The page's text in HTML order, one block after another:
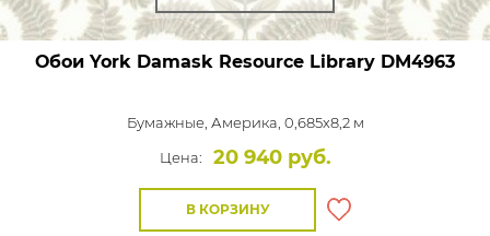
Обои York Damask Resource Library DM4963
Бумажные, Америка, 0,685x8,2 м
Цена:
20 940 руб.
В КОРЗИНУ